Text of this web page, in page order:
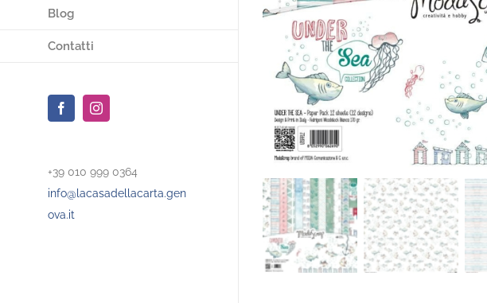
Blog
Contatti
FacebookInstagram
+39 010 999 0364
info@lacasadellacarta.gen
ova.it